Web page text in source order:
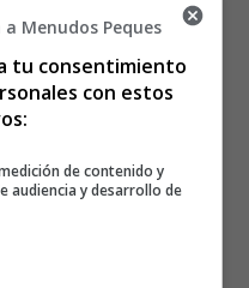
Menudos Peques
tu consentimiento
con estos
de contenido y
audiencia y desarrollo de